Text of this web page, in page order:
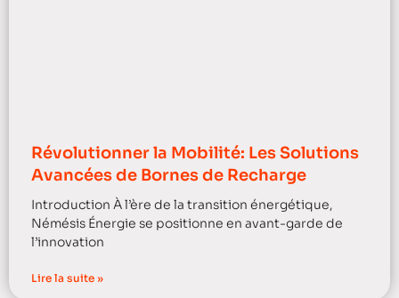
Révolutionner la Mobilité: Les Solutions
Avancées de Bornes de Recharge
Introduction À l’ère de la transition énergétique,
Némésis Énergie se positionne en avant-garde de
l’innovation
Lire la suite »